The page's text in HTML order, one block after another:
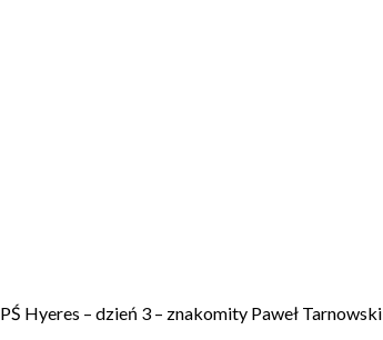
PŚ Hyeres – dzień 3 – znakomity Paweł Tarnowski